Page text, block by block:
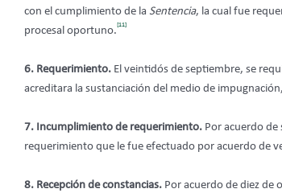
con el cumplimiento de la Sentencia, la cual fue
procesal oportuno.
[11]
6. Requerimiento. El veintidós de septiembre, se
acreditara la sustanciación del medio de
7. Incumplimiento de requerimiento. Por acuerdo de
requerimiento que le fue efectuado por acuerdo de
8. Recepción de constancias. Por acuerdo de diez de